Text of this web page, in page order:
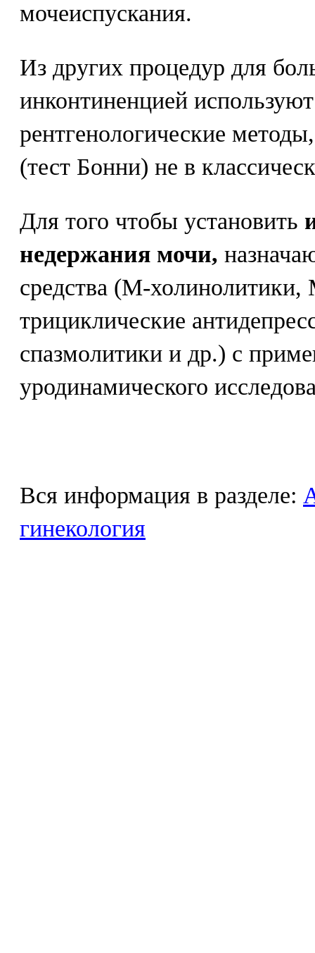
мочеиспускания.
Из других процедур для
инконтиненцией
рентгенологические
(тест Бонни) не в
Для того чтобы установить
недержания мочи,
средства (М-
трициклические
спазмолитики и др.) с
уродинамического
Вся информация в разделе:
гинекология